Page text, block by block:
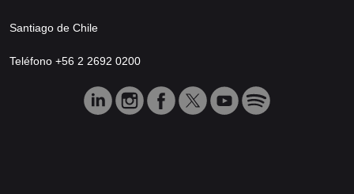
Santiago de Chile
Teléfono +56 2 2692 0200